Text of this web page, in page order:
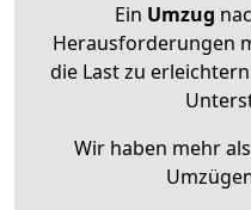
Ein Umzug
Herausforderungen
die Last zu
Wir haben mehr